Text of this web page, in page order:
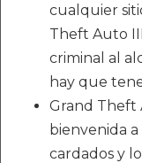
cualquier
Theft Auto
criminal al
hay que
Grand Theft
bienvenida
cardados y